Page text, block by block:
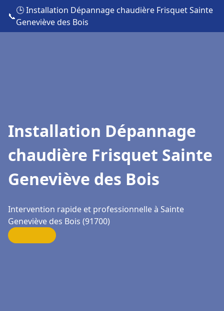
📞
🕒 Installation Dépannage chaudière Frisquet Sainte
Geneviève des Bois
Installation Dépannage
chaudière Frisquet Sainte
Geneviève des Bois
Intervention rapide et professionnelle à Sainte
Geneviève des Bois (91700)